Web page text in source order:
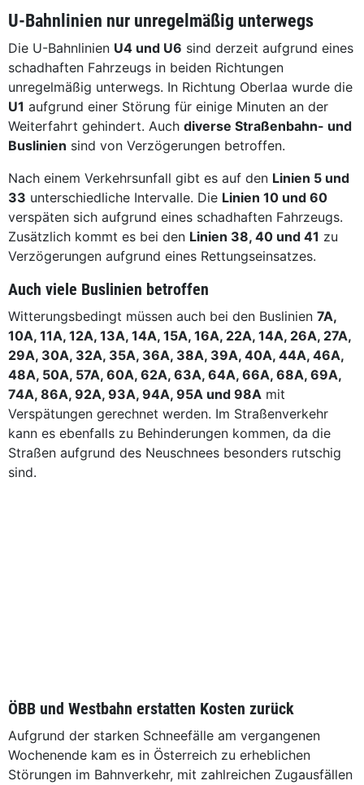
U-Bahnlinien nur unregelmäßig unterwegs
Die U-Bahnlinien U4 und U6 sind derzeit aufgrund eines
schadhaften Fahrzeugs in beiden Richtungen
unregelmäßig unterwegs. In Richtung Oberlaa wurde die
U1 aufgrund einer Störung für einige Minuten an der
Weiterfahrt gehindert. Auch diverse Straßenbahn- und
Buslinien sind von Verzögerungen betroffen.
Nach einem Verkehrsunfall gibt es auf den Linien 5 und
33 unterschiedliche Intervalle. Die Linien 10 und 60
verspäten sich aufgrund eines schadhaften Fahrzeugs.
Zusätzlich kommt es bei den Linien 38, 40 und 41 zu
Verzögerungen aufgrund eines Rettungseinsatzes.
Auch viele Buslinien betroffen
Witterungsbedingt müssen auch bei den Buslinien 7A,
10A, 11A, 12A, 13A, 14A, 15A, 16A, 22A, 14A, 26A, 27A,
29A, 30A, 32A, 35A, 36A, 38A, 39A, 40A, 44A, 46A,
48A, 50A, 57A, 60A, 62A, 63A, 64A, 66A, 68A, 69A,
74A, 86A, 92A, 93A, 94A, 95A und 98A mit
Verspätungen gerechnet werden. Im Straßenverkehr
kann es ebenfalls zu Behinderungen kommen, da die
Straßen aufgrund des Neuschnees besonders rutschig
sind.
ÖBB und Westbahn erstatten Kosten zurück
Aufgrund der starken Schneefälle am vergangenen
Wochenende kam es in Österreich zu erheblichen
Störungen im Bahnverkehr, mit zahlreichen Zugausfällen